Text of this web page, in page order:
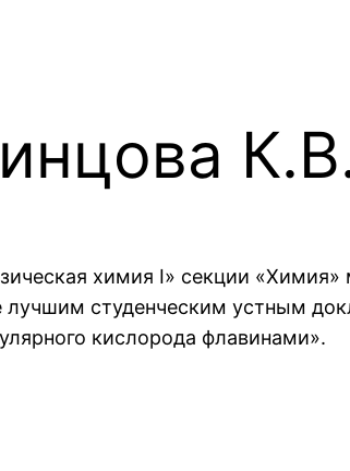
химия I» секции
студенческим устным
кислорода флавинами».